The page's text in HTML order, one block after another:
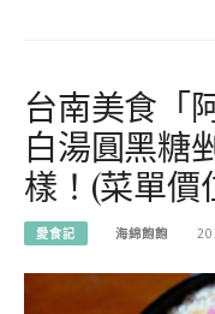
台南美食「
白湯圓黑糖
樣！(菜單價
愛食記 海綿飽飽